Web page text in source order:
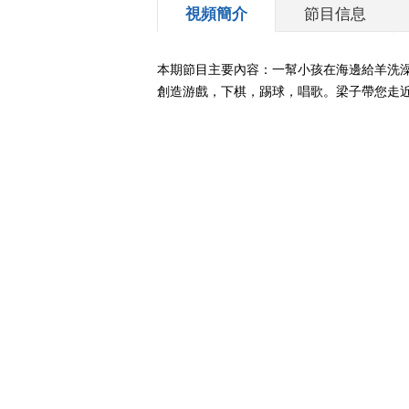
視頻簡介 節目信息
本期節目主要內容：一幫小孩在海邊給羊洗
創造游戲，下棋，踢球，唱歌。梁子帶您走